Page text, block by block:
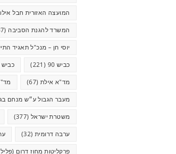
המועצה האזורית חבל
המשרד להגנת הסביבה (37)
יוסי חן – מנכ"ל תאגיד
כביש 90 (221)
מד"א אילת (67)
מעבר הגבול ע״ש מנחם
משטרת ישראל(377)
ערבה דרומית(32)
פרקליטות מחוז דרום